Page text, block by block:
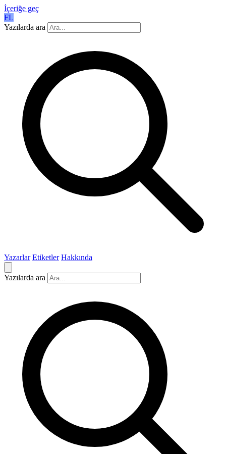
İçeriğe geç
FL
Yazılarda ara
Yazarlar Etiketler Hakkında
Yazılarda ara